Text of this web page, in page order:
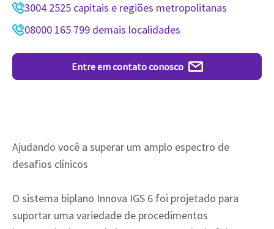
3004 2525 capitais e regiões metropolitanas
08000 165 799 demais localidades
Entre em contato conosco
Ajudando você a superar um amplo espectro de
desafios clínicos
O sistema biplano Innova IGS 6 foi projetado para
suportar uma variedade de procedimentos